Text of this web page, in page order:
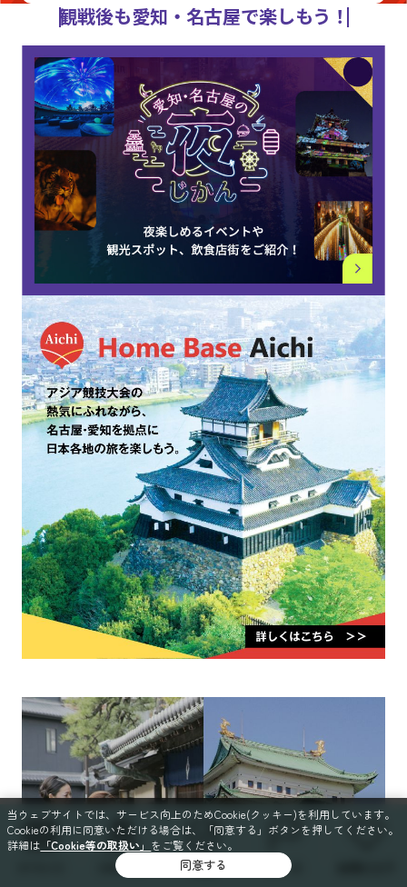
観戦後も愛知・名古屋で楽しもう！
スポット 特集 コース
当ウェブサイトでは、サービス向上のためCookie(クッキー)を利用しています。
Cookieの利用に同意いただける場合は、「同意する」ボタンを押してください。
詳細は 「Cookie等の取扱い」 をご覧ください。
同意する